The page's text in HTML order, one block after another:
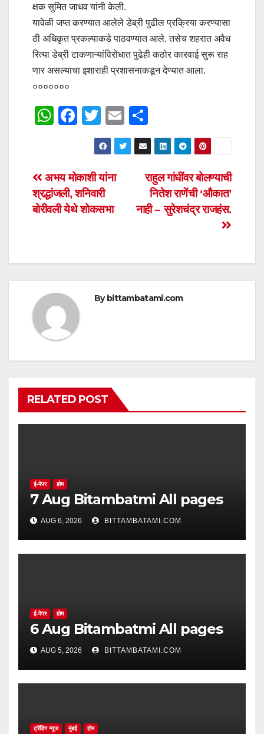
क्षक सुमित जाधव यांनी केली.
यावेळी जप्त करण्यात आलेले डेब्री पुढील प्रक्रिया करण्यासा
ठी अधिकृत प्रकल्पाकडे पाठवण्यात आले. तसेच शहरात अवैध
रित्या डेब्री टाकणाऱ्यांविरोधात पुढेही कठोर कारवाई सुरू राह
णार असल्याचा इशाराही प्रशासनाकडून देण्यात आला.
०००००००
W
s
A
p
F
e
b
o
T
wi
tt
er
E
m
ail
h
ar
e
Post
navigation
राहुल गांधींवर बोलण्याची
नितेश राणेंची ‘औकात’
नाही – सुरेशचंद्र राजहंस.
अभय मोकाशी यांना
श्रद्धांजली, शनिवारी
बोरीवली येथे शोकसभा
Bybittambatami.com
RELATED POST
ई-पेपर होम
7 Aug Bitambatmi All pages
AUG 6, 2026 BITTAMBATAMI.COM
ई-पेपर होम
6 Aug Bitambatmi All pages
AUG 5, 2026 BITTAMBATAMI.COM
ट्रेंडिंग न्यूज मुंबई होम